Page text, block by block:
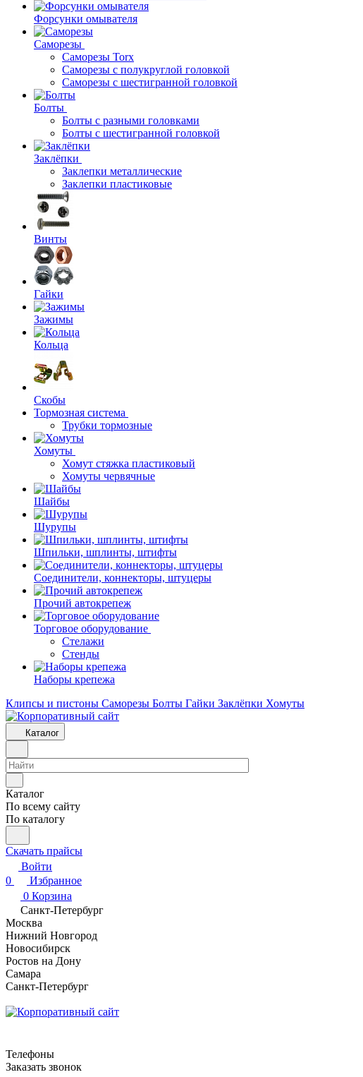
Форсунки омывателя
Саморезы
Саморезы Torx
Саморезы с полукруглой головкой
Саморезы с шестигранной головкой
Болты
Болты с разными головками
Болты с шестигранной головкой
Заклёпки
Заклепки металлические
Заклепки пластиковые
Винты
Гайки
Зажимы
Кольца
Скобы
Тормозная система
Трубки тормозные
Хомуты
Хомут стяжка пластиковый
Хомуты червячные
Шайбы
Шурупы
Шпильки, шплинты, штифты
Соединители, коннекторы, штуцеры
Прочий автокрепеж
Торговое оборудование
Стелажи
Стенды
Наборы крепежа
Клипсы и пистоны Саморезы Болты Гайки Заклёпки Хомуты
Каталог
Каталог
По всему сайту
По каталогу
Скачать прайсы
Войти
0
Избранное
0 Корзина
Санкт-Петербург
Москва
Нижний Новгород
Новосибирск
Ростов на Дону
Самара
Санкт-Петербург
Телефоны
Заказать звонок